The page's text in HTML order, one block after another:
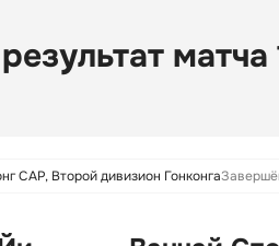
САР, Второй дивизион Гонконга